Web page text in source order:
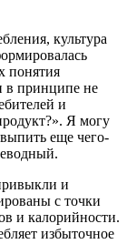
культура
понятия
в принципе не
и
Я могу
еще чего-
и
с точки
и калорийности.
избыточное